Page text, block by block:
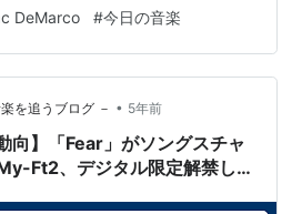
DeMarco #今日の音楽
を追うブログ － • 5年前
向】「Fear」がソングスチャ
Ft2、デジタル限定解禁し